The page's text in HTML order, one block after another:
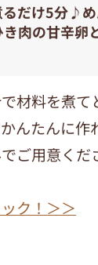
るだけ5分♪
肉の甘辛卵
材料を煮て
んたんに作
ご用意くだ
ク！＞＞